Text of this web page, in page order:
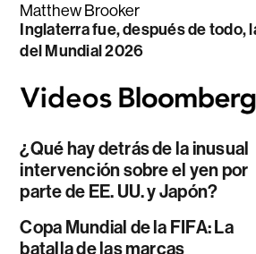
Matthew Brooker
Inglaterra fue, después de todo,
del Mundial 2026
¿Qué hay detrás de la inusual
intervención sobre el yen por
parte de EE. UU. y Japón?
Copa Mundial de la FIFA: La
batalla de las marcas